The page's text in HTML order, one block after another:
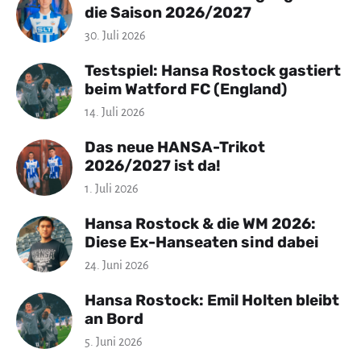
die Saison 2026/2027
30. Juli 2026
Testspiel: Hansa Rostock gastiert
beim Watford FC (England)
14. Juli 2026
Das neue HANSA-Trikot
2026/2027 ist da!
1. Juli 2026
Hansa Rostock & die WM 2026:
Diese Ex-Hanseaten sind dabei
24. Juni 2026
Hansa Rostock: Emil Holten bleibt
an Bord
5. Juni 2026